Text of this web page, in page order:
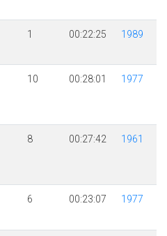
1 00:22:25 1989
10 00:28:01 1977
8 00:27:42 1961
6 00:23:07 1977